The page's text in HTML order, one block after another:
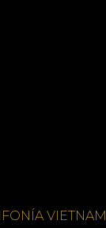
VIETNAM